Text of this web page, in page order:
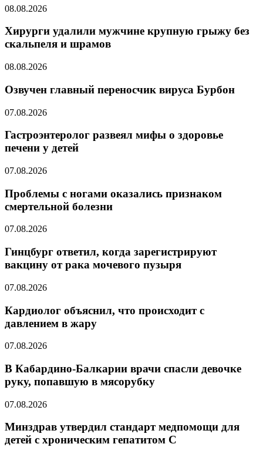
08.08.2026
Хирурги удалили мужчине крупную грыжу без
скальпеля и шрамов
08.08.2026
Озвучен главный переносчик вируса Бурбон
07.08.2026
Гастроэнтеролог развеял мифы о здоровье
печени у детей
07.08.2026
Проблемы с ногами оказались признаком
смертельной болезни
07.08.2026
Гинцбург ответил, когда зарегистрируют
вакцину от рака мочевого пузыря
07.08.2026
Кардиолог объяснил, что происходит с
давлением в жару
07.08.2026
В Кабардино-Балкарии врачи спасли девочке
руку, попавшую в мясорубку
07.08.2026
Минздрав утвердил стандарт медпомощи для
детей с хроническим гепатитом С